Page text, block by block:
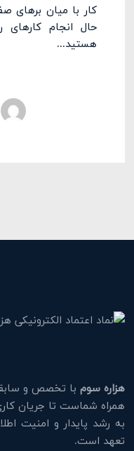
کار با میان برهای
حال انجام کارهای
هستید...
هزاره سوم با تخصص و
همراه شماست تا جریان
به رشد پایدار و امنیت
تعهد است.